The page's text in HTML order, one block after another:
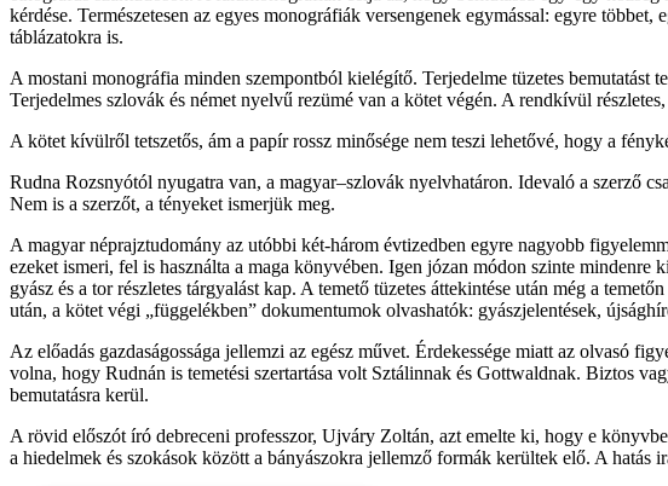
kérdése. Természetesen az egyes monográfiák versengenek egymással: egyre
táblázatokra is.
A mostani monográfia minden szempontból kielégítő. Terjedelme tüzetes
Terjedelmes szlovák és német nyelvű rezümé van a kötet végén. A rendkívül
A kötet kívülről tetszetős, ám a papír rossz minősége nem teszi lehetővé, hogy a
Rudna Rozsnyótól nyugatra van, a magyar–szlovák nyelvhatáron. Idevaló a szerző
Nem is a szerzőt, a tényeket ismerjük meg.
A magyar néprajztudomány az utóbbi két-három évtizedben egyre nagyobb
ezeket ismeri, fel is használta a maga könyvében. Igen józan módon szinte
gyász és a tor részletes tárgyalást kap. A temető tüzetes áttekintése után még a
után, a kötet végi „függelékben” dokumentumok olvashatók: gyászjelentések,
Az előadás gazdaságossága jellemzi az egész művet. Érdekessége miatt az olvasó
volna, hogy Rudnán is temetési szertartása volt Sztálinnak és Gottwaldnak. Biztos
bemutatásra kerül.
A rövid előszót író debreceni professzor, Ujváry Zoltán, azt emelte ki, hogy e
a hiedelmek és szokások között a bányászokra jellemző formák kerültek elő. A